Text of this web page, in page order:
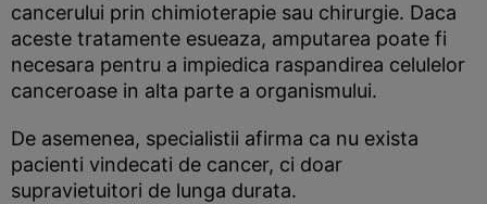
cancerului prin chimioterapie sau chirurgie. Daca
aceste tratamente esueaza, amputarea poate fi
necesara pentru a impiedica raspandirea celulelor
canceroase in alta parte a organismului.
De asemenea, specialistii afirma ca nu exista
pacienti vindecati de cancer, ci doar
supravietuitori de lunga durata.